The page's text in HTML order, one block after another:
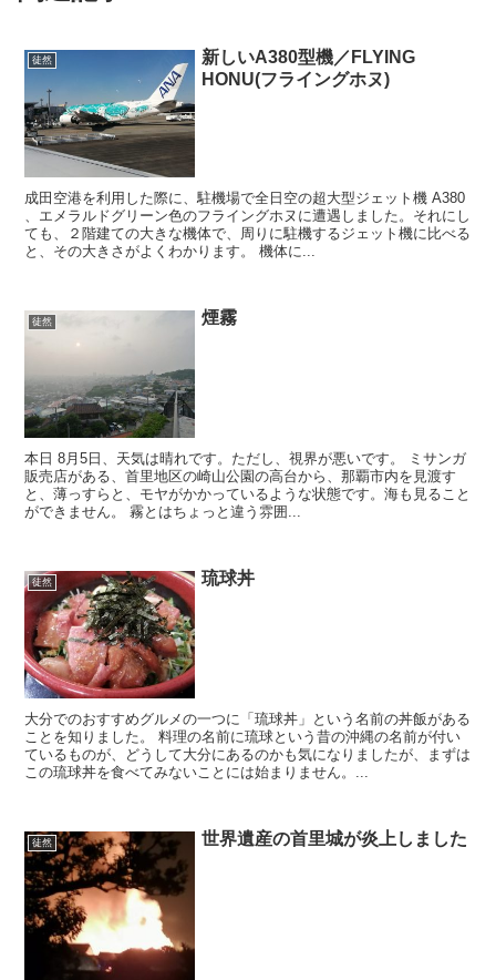
徒然
新しいA380型機／FLYING
HONU(フライングホヌ)
成田空港を利用した際に、駐機場で全日空の超大型ジェット機 A380
、エメラルドグリーン色のフライングホヌに遭遇しました。それにし
ても、２階建ての大きな機体で、周りに駐機するジェット機に比べる
と、その大きさがよくわかります。 機体に...
徒然 煙霧
本日 8月5日、天気は晴れです。ただし、視界が悪いです。 ミサンガ
販売店がある、首里地区の崎山公園の高台から、那覇市内を見渡す
と、薄っすらと、モヤがかかっているような状態です。海も見ること
ができません。 霧とはちょっと違う雰囲...
徒然 琉球丼
大分でのおすすめグルメの一つに「琉球丼」という名前の丼飯がある
ことを知りました。 料理の名前に琉球という昔の沖縄の名前が付い
ているものが、どうして大分にあるのかも気になりましたが、まずは
この琉球丼を食べてみないことには始まりません。...
徒然 世界遺産の首里城が炎上しました